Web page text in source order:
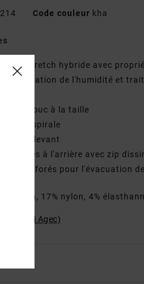
Code couleur kha
stretch hybride avec
évacuation de l'humidité et
à la taille
zip en spirale
devant
à l'arrière avec zip
perforés pour l'évacuation
coton, 17% nylon, 4%
(Loi Agec)